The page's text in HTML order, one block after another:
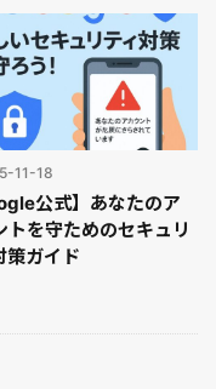
11-18
公式】あなたのア
トを守ためのセキュリ
策ガイド